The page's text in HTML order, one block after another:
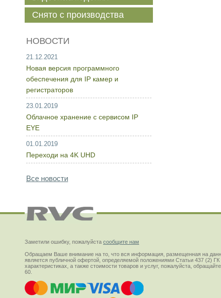
Снято с производства
НОВОСТИ
21.12.2021
Новая версия программного
обеспечения для IP камер и
регистраторов
23.01.2019
Облачное хранение с сервисом IP
EYE
01.01.2019
Переходи на 4K UHD
Все новости
Заметили ошибку, пожалуйста сообщите нам
Обращаем Ваше внимание на то, что вся информация, размещенная на
является публичной офертой, определяемой положениями Статьи 437 (2)
характеристиках, а также стоимости товаров и услуг, пожалуйста,
60.